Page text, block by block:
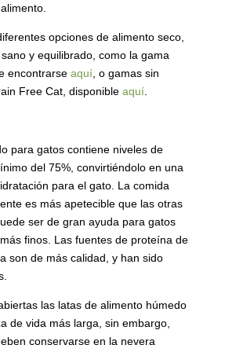
opciones de alimento seco,
y equilibrado, como la gama
encontrarse aquí, o gamas sin
Free Cat, disponible aquí.
para gatos contiene niveles de
del 75%, convirtiéndolo en una
para el gato. La comida
es más apetecible que las otras
ser de gran ayuda para gatos
finos. Las fuentes de proteína de
son de más calidad, y han sido
las latas de alimento húmedo
de vida más larga, sin embargo,
conservarse en la nevera